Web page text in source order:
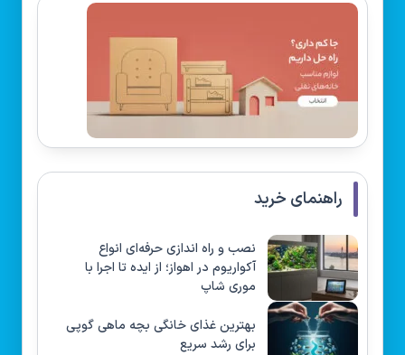
راهنمای خرید
نصب و راه‌ اندازی حرفه‌ای انواع
آکواریوم در اهواز؛ از ایده تا اجرا با
موری شاپ
بهترین غذای خانگی بچه ماهی گوپی
برای رشد سریع